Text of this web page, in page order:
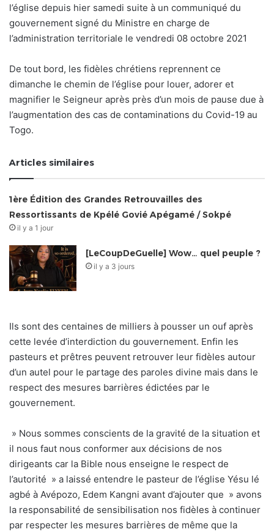
l’église depuis hier samedi suite à un communiqué du
gouvernement signé du Ministre en charge de
l’administration territoriale le vendredi 08 octobre 2021
De tout bord, les fidèles chrétiens reprennent ce
dimanche le chemin de l’église pour louer, adorer et
magnifier le Seigneur après près d’un mois de pause due à
l’augmentation des cas de contaminations du Covid-19 au
Togo.
Articles similaires
1ère Édition des Grandes Retrouvailles des
Ressortissants de Kpélé Govié Apégamé / Sokpé
il y a 1 jour
[LeCoupDeGuelle] Wow… quel peuple ?
il y a 3 jours
Ils sont des centaines de milliers à pousser un ouf après
cette levée d’interdiction du gouvernement. Enfin les
pasteurs et prêtres peuvent retrouver leur fidèles autour
d’un autel pour le partage des paroles divine mais dans le
respect des mesures barrières édictées par le
gouvernement.
» Nous sommes conscients de la gravité de la situation et
il nous faut nous conformer aux décisions de nos
dirigeants car la Bible nous enseigne le respect de
l’autorité » a laissé entendre le pasteur de l’église Yésu lé
agbé à Avépozo, Edem Kangni avant d’ajouter que » avons
la responsabilité de sensibilisation nos fidèles à continuer
par respecter les mesures barrières de même que la